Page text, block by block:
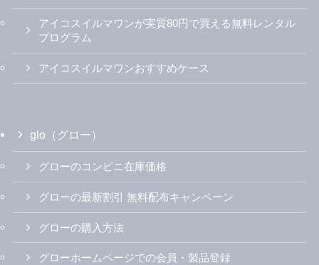
アイコスイルマワンが実質80円で買える無料レンタル
プログラム
アイコスイルマワンおすすめケース
glo（グロー）
グローのコンビニ在庫価格
グローの最新割引 無料配布キャンペーン
グローの購入方法
グローホームページでの会員・製品登録